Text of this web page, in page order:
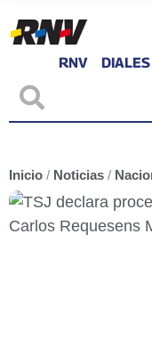
RNV DIALES
Inicio / Noticias /